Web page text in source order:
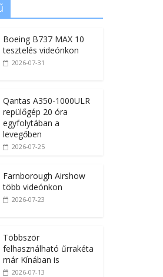
Boeing B737 MAX 10
tesztelés videónkon
2026-07-31
Qantas A350-1000ULR
repülőgép 20 óra
egyfolytában a
levegőben
2026-07-25
Farnborough Airshow
több videónkon
2026-07-23
Többször
felhasználható űrrakéta
már Kínában is
2026-07-13